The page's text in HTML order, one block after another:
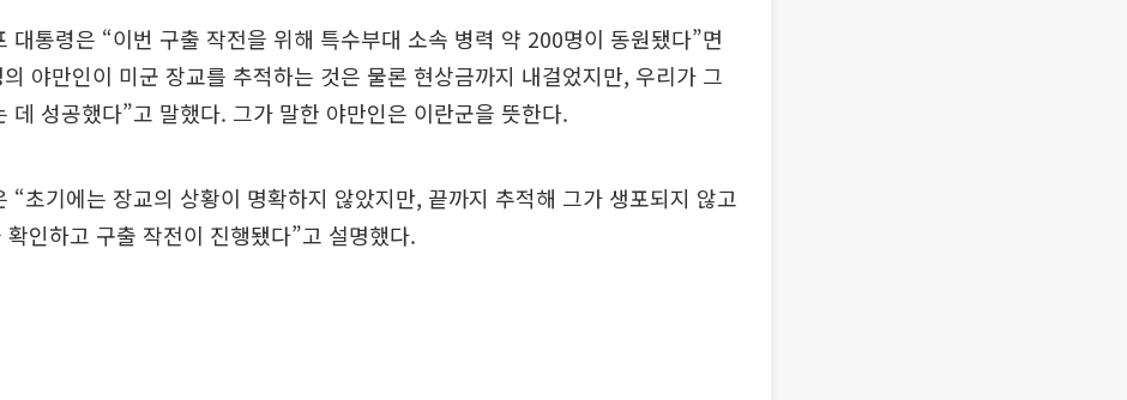
대통령은 “이번 구출 작전을 위해 특수부대 소속 병력 약 200명이 동원됐다”면
야만인이 미군 장교를 추적하는 것은 물론 현상금까지 내걸었지만, 우리가 그
데 성공했다”고 말했다. 그가 말한 야만인은 이란군을 뜻한다.
“초기에는 장교의 상황이 명확하지 않았지만, 끝까지 추적해 그가 생포되지 않고
확인하고 구출 작전이 진행됐다”고 설명했다.